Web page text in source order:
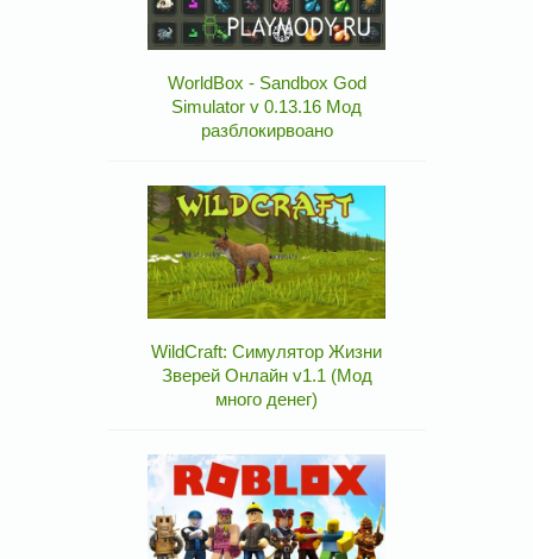
WorldBox - Sandbox God
Simulator v 0.13.16 Мод
разблокирвоано
WildCraft: Симулятор Жизни
Зверей Онлайн v1.1 (Мод
много денег)